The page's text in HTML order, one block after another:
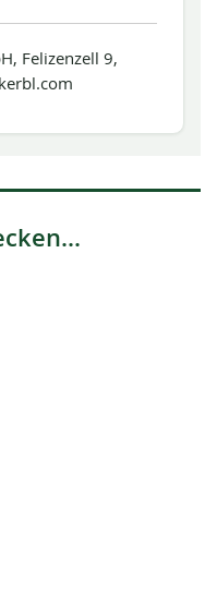
Felizenzell 9,